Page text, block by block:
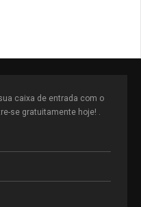
caixa de entrada com o
se gratuitamente hoje! .